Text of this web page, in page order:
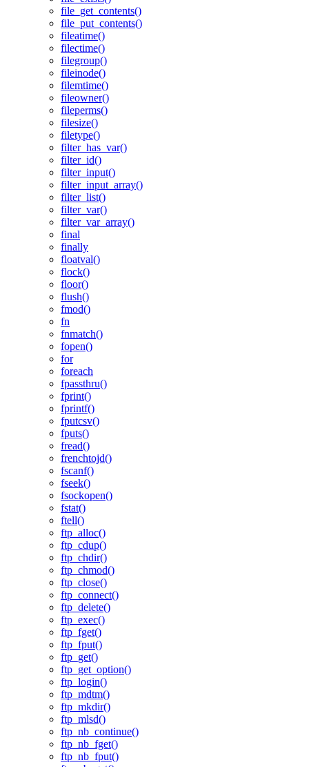
file_get_contents()
file_put_contents()
fileatime()
filectime()
filegroup()
fileinode()
filemtime()
fileowner()
fileperms()
filesize()
filetype()
filter_has_var()
filter_id()
filter_input()
filter_input_array()
filter_list()
filter_var()
filter_var_array()
final
finally
floatval()
flock()
floor()
flush()
fmod()
fn
fnmatch()
fopen()
for
foreach
fpassthru()
fprint()
fprintf()
fputcsv()
fputs()
fread()
frenchtojd()
fscanf()
fseek()
fsockopen()
fstat()
ftell()
ftp_alloc()
ftp_cdup()
ftp_chdir()
ftp_chmod()
ftp_close()
ftp_connect()
ftp_delete()
ftp_exec()
ftp_fget()
ftp_fput()
ftp_get()
ftp_get_option()
ftp_login()
ftp_mdtm()
ftp_mkdir()
ftp_mlsd()
ftp_nb_continue()
ftp_nb_fget()
ftp_nb_fput()